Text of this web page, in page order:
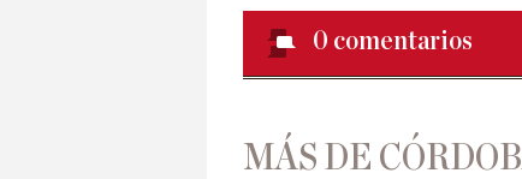
0 comentarios
MÁS DE